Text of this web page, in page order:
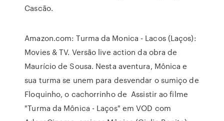
Cascão.
Amazon.com: Turma da Monica - Lacos (Laços):
Movies & TV. Versão live action da obra de
Maurício de Sousa. Nesta aventura, Mônica e
sua turma se unem para desvendar o sumiço de
Floquinho, o cachorrinho de Assistir ao filme
"Turma da Mônica - Laços" em VOD com